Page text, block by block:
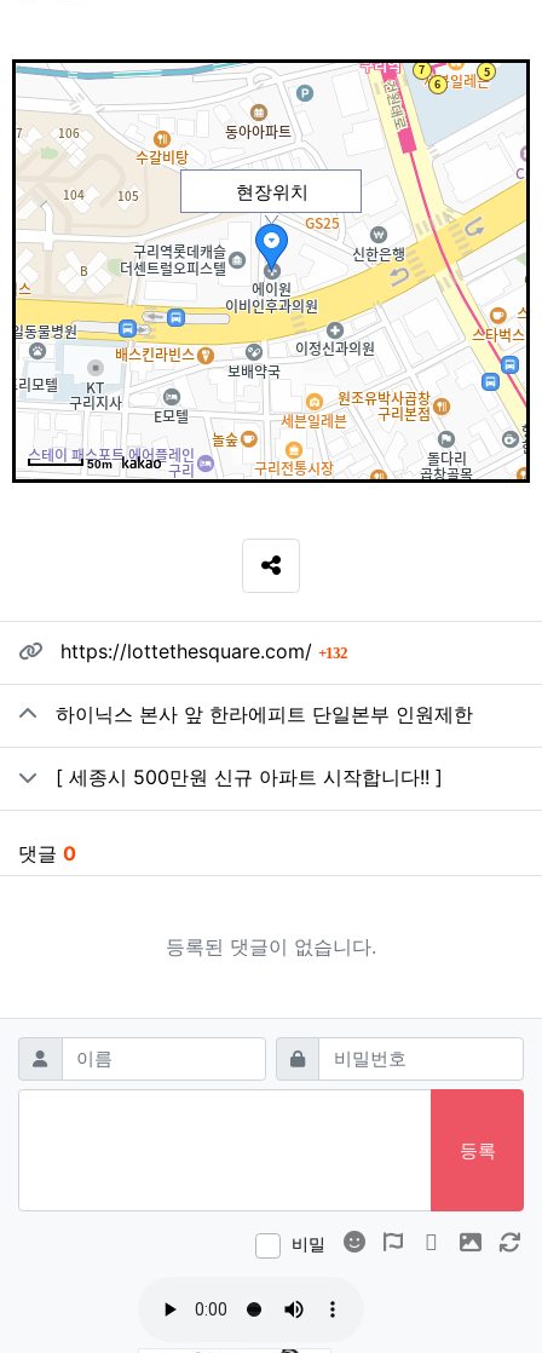
현장위치
50m
SNS 공유
관련자료https://lottethesquare.com/ 132회 연결
하이닉스 본사 앞 한라에피트 단일본부 인원제한
[ 세종시 500만원 신규 아파트 시작합니다!! ]
댓글 0
등록된 댓글이 없습니다.
댓글쓰기
이름 필수 비밀번호필수
등록
비밀 이모티콘폰트어썸
동영상 이미지